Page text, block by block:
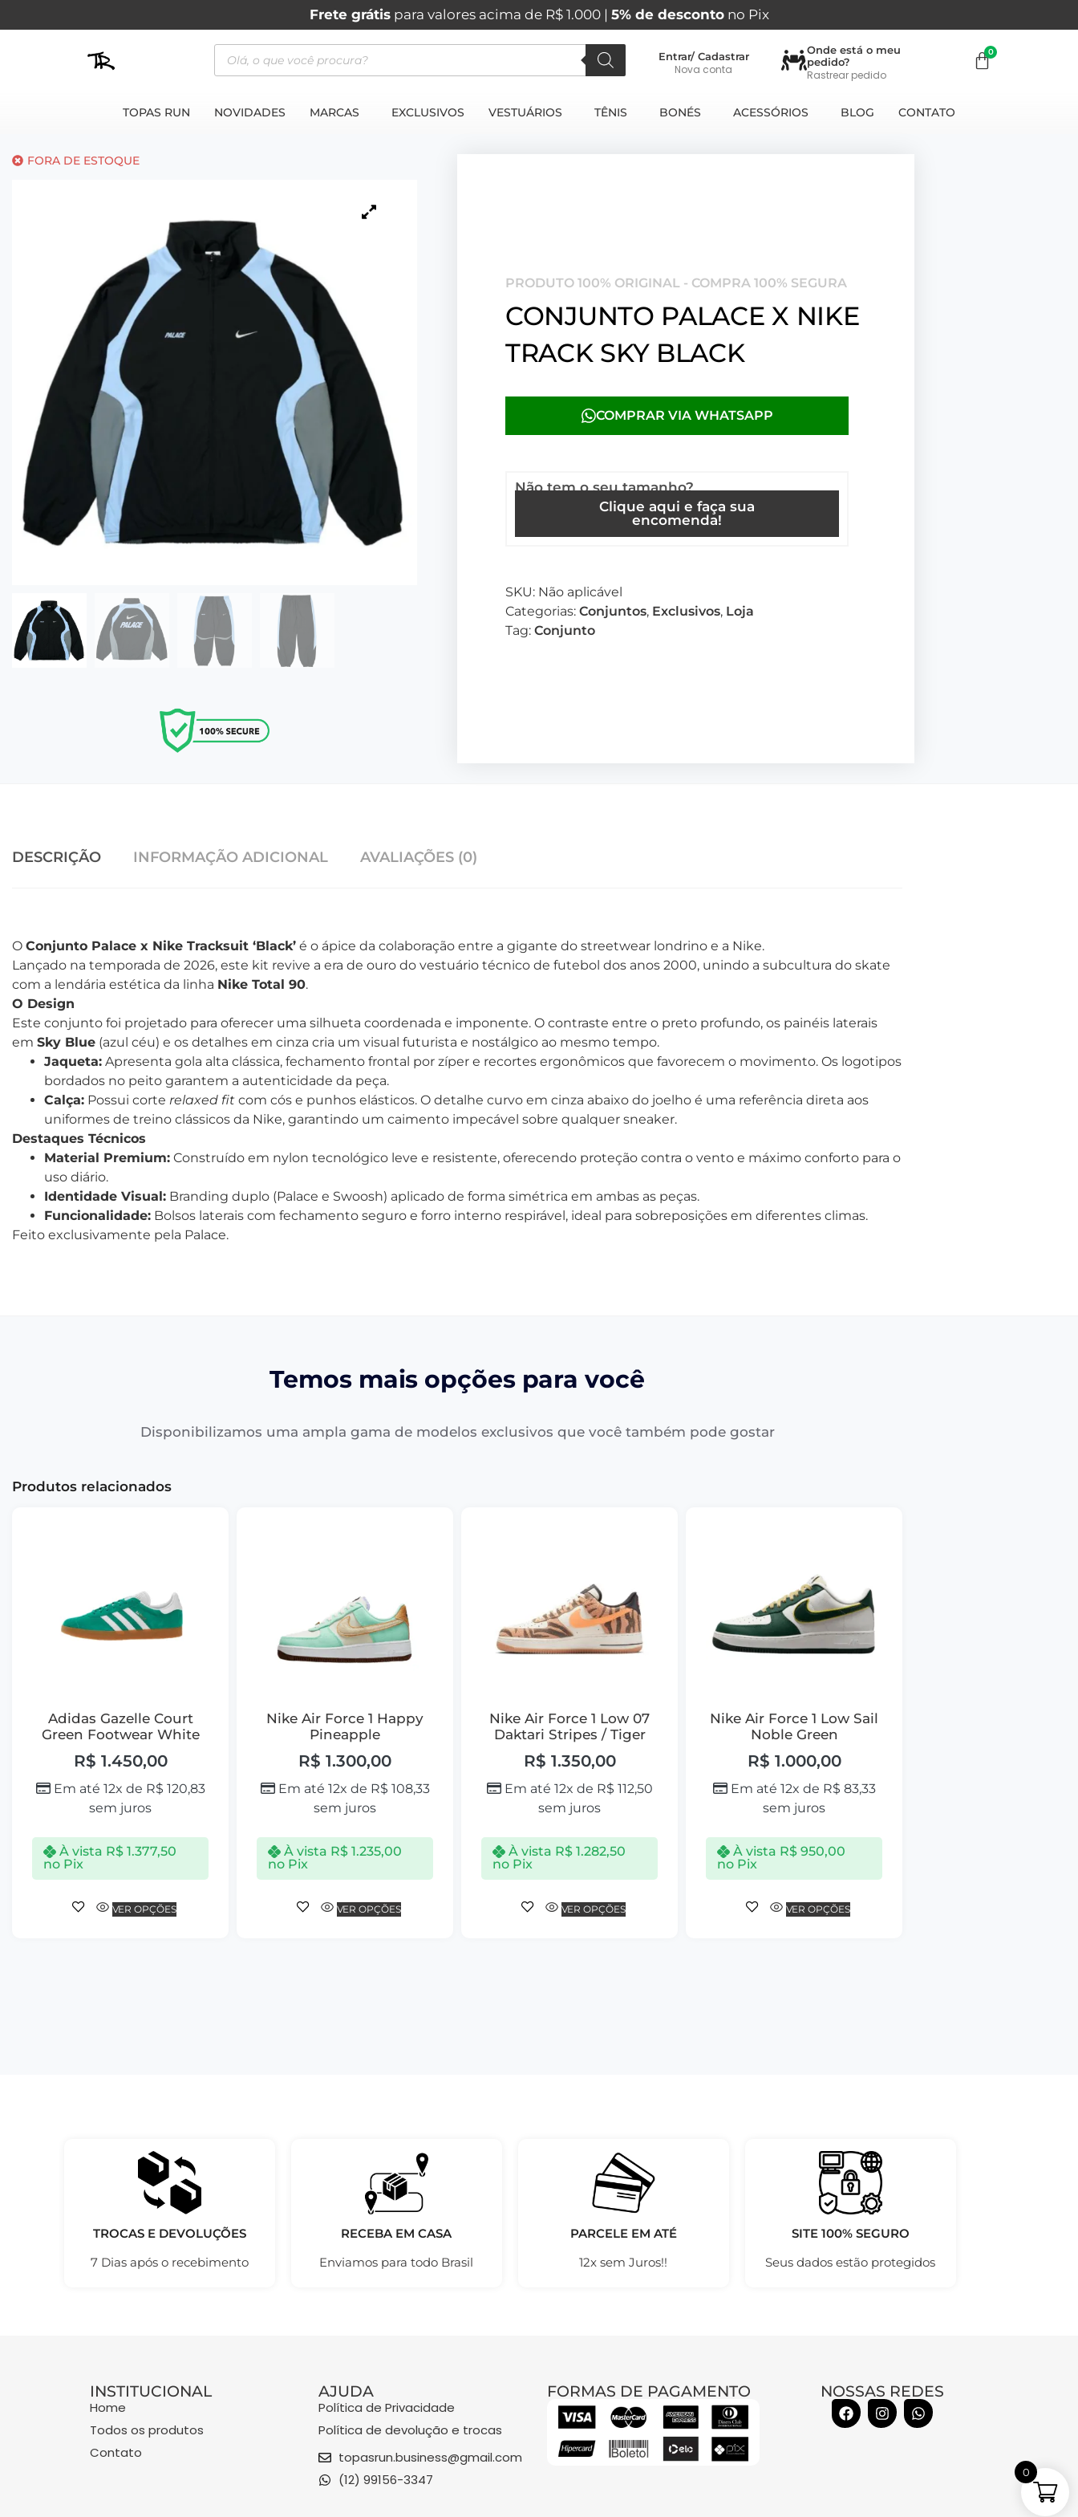
Frete grátispara valores acima de R$ 1.000 | 5% de descontono Pix
Entrar/ Cadastrar
Nova conta
Onde está o meu
pedido?
Rastrear pedido
TOPAS RUN NOVIDADES MARCAS EXCLUSIVOS VESTUÁRIOS TÊNIS BONÉS ACESSÓRIOS BLOG CONTATO
FORA DE ESTOQUE
PRODUTO 100% ORIGINAL - COMPRA 100% SEGURA
CONJUNTO PALACE X NIKE
TRACK SKY BLACK
COMPRAR VIA WHATSAPP
Não tem o seu tamanho?
Clique aqui e faça sua
encomenda!
SKU: Não aplicável
Categorias: Conjuntos, Exclusivos, Loja
Tag: Conjunto
DESCRIÇÃO INFORMAÇÃO ADICIONAL AVALIAÇÕES (0)
O Conjunto Palace x Nike Tracksuit ‘Black’ é o ápice da colaboração entre a gigante do streetwear londrino e a Nike.
Lançado na temporada de 2026, este kit revive a era de ouro do vestuário técnico de futebol dos anos 2000, unindo a subcultura do skate
com a lendária estética da linha Nike Total 90.
O Design
Este conjunto foi projetado para oferecer uma silhueta coordenada e imponente. O contraste entre o preto profundo, os painéis laterais
em Sky Blue (azul céu) e os detalhes em cinza cria um visual futurista e nostálgico ao mesmo tempo.
Jaqueta: Apresenta gola alta clássica, fechamento frontal por zíper e recortes ergonômicos que favorecem o movimento. Os logotipos
bordados no peito garantem a autenticidade da peça.
Calça: Possui corte relaxed fit com cós e punhos elásticos. O detalhe curvo em cinza abaixo do joelho é uma referência direta aos
uniformes de treino clássicos da Nike, garantindo um caimento impecável sobre qualquer sneaker.
Destaques Técnicos
Material Premium: Construído em nylon tecnológico leve e resistente, oferecendo proteção contra o vento e máximo conforto para o
uso diário.
Identidade Visual: Branding duplo (Palace e Swoosh) aplicado de forma simétrica em ambas as peças.
Funcionalidade: Bolsos laterais com fechamento seguro e forro interno respirável, ideal para sobreposições em diferentes climas.
Feito exclusivamente pela Palace.
Temos mais opções para você
Disponibilizamos uma ampla gama de modelos exclusivos que você também pode gostar
Produtos relacionados
Adidas Gazelle Court
Green Footwear White
R$ 1.450,00
Em até 12x de R$ 120,83
sem juros
À vista R$1.377,50
no Pix
VER OPÇÕES
Nike Air Force 1 Happy
Pineapple
R$ 1.300,00
Em até 12x de R$ 108,33
sem juros
À vista R$1.235,00
no Pix
VER OPÇÕES
Nike Air Force 1 Low 07
Daktari Stripes / Tiger
R$ 1.350,00
Em até 12x de R$ 112,50
sem juros
À vista R$1.282,50
no Pix
VER OPÇÕES
Nike Air Force 1 Low Sail
Noble Green
R$ 1.000,00
Em até 12x de R$ 83,33
sem juros
À vista R$950,00
no Pix
VER OPÇÕES
TROCAS E DEVOLUÇÕES
7 Dias após o recebimento
RECEBA EM CASA
Enviamos para todo Brasil
PARCELE EM ATÉ
12x sem Juros!!
SITE 100% SEGURO
Seus dados estão protegidos
INSTITUCIONAL
Home
Todos os produtos
Contato
AJUDA
Política de Privacidade
Política de devolução e trocas
topasrun.business@gmail.com
(12) 99156-3347
FORMAS DE PAGAMENTO NOSSAS REDES
0